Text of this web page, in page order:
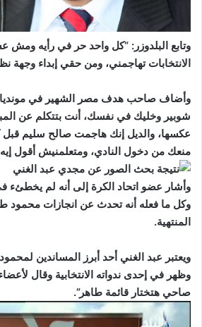
وتابع البلدوزر: “كل واحد حر في رأيه
الانتخابات تهاجمني، ومن حقي إبداء وجهة
شوبير وخليك في نفسك، أنت بتتكلم عن
عكسها، والديل إنك هاجمت صالح سليم
منعك من دخول النادي، ومتعلمنيش أقول
وأشار عضو اتحاد الكرة إلى أنه لم يخطئء
وكل ما فعله أنه تحدث عن انجازات محمود
المنتهية.
ويعتبر عبد الغني أحد أبرز المساندين
وظهر في إحدى ندواته الانتخابية وقال
صاحي هتختار قائمة طاهر”.